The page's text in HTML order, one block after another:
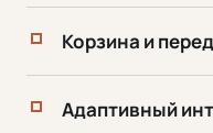
Корзина и
Адаптивный